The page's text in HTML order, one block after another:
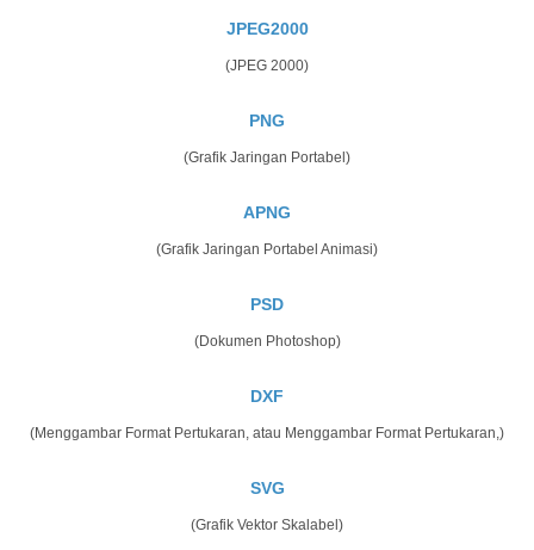
JPEG2000
(JPEG 2000)
PNG
(Grafik Jaringan Portabel)
APNG
(Grafik Jaringan Portabel Animasi)
PSD
(Dokumen Photoshop)
DXF
(Menggambar Format Pertukaran, atau Menggambar Format Pertukaran,)
SVG
(Grafik Vektor Skalabel)